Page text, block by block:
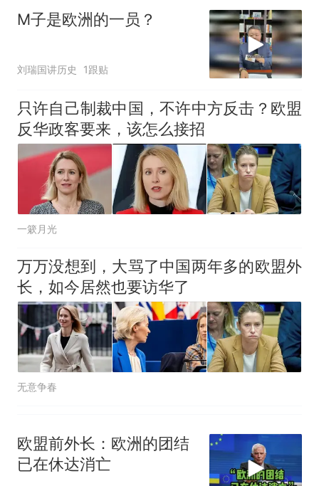
回大海 目击者直呼震惊 （视频
来源：参考消息）
西班牙飞地休达边境，摩洛
哥士兵搬起大石块投向移民引
争议，此前一天内数万人从摩
M子是欧洲的一员？
刘瑞国讲历史 1跟贴
只许自己制裁中国，不许中方反击？欧盟
反华政客要来，该怎么接招
一簌月光
万万没想到，大骂了中国两年多的欧盟外
长，如今居然也要访华了
无意争春
欧盟前外长：欧洲的团结
已在休达消亡